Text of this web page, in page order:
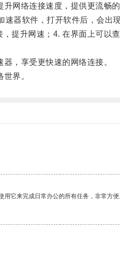
网络连接速度，提供更流畅的
软件，打开软件后，会出
提升网速；4. 在界面上可
，享受更快速的网络连接。
界。
它来完成日常办公的所有任务，非常方便